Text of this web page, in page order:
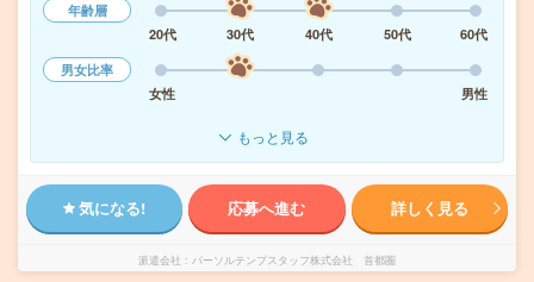
年齢層
20代
30代 40代 50代
60代
男女比率
女性
男性
もっと見る
気になる! 応募へ進む 詳しく見る
派遣会社 パーソルテンプスタッフ株式会社 首都圏